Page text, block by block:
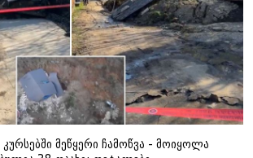
მეწყერი ჩამოწვა - მოიყოლა